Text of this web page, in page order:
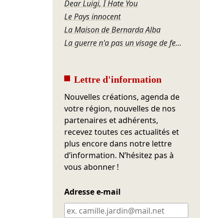
Dear Luigi, I Hate You
Le Pays innocent
La Maison de Bernarda Alba
La guerre n'a pas un visage de femme
Lettre d'information
Nouvelles créations, agenda de
votre région, nouvelles de nos
partenaires et adhérents,
recevez toutes ces actualités et
plus encore dans notre lettre
d’information. N’hésitez pas à
vous abonner !
Adresse e-mail